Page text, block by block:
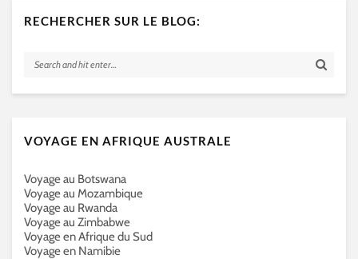
RECHERCHER SUR LE BLOG:
VOYAGE EN AFRIQUE AUSTRALE
Voyage au Botswana
Voyage au Mozambique
Voyage au Rwanda
Voyage au Zimbabwe
Voyage en Afrique du Sud
Voyage en Namibie